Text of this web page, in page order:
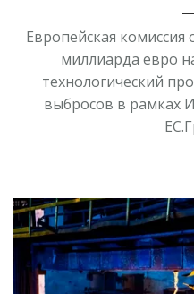
Европейская
миллиарда евро
технологический
выбросов в рамках